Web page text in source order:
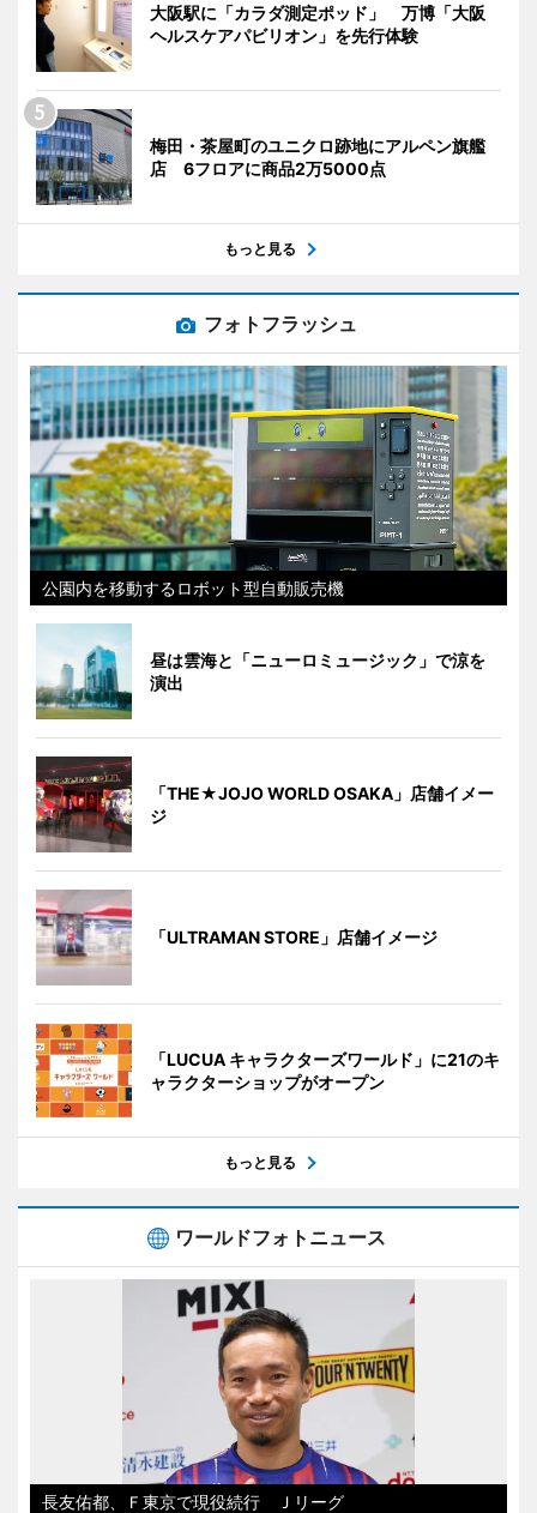
大阪駅に「カラダ測定ポッド」 万博「大阪
ヘルスケアパビリオン」を先行体験
梅田・茶屋町のユニクロ跡地にアルペン旗艦
店 6フロアに商品2万5000点
もっと見る
フォトフラッシュ
公園内を移動するロボット型自動販売機
昼は雲海と「ニューロミュージック」で涼を
演出
「THE★JOJO WORLD OSAKA」店舗イメー
ジ
「ULTRAMAN STORE」店舗イメージ
「LUCUA キャラクターズワールド」に21のキ
ャラクターショップがオープン
もっと見る
ワールドフォトニュース
長友佑都、Ｆ東京で現役続行 Ｊリーグ